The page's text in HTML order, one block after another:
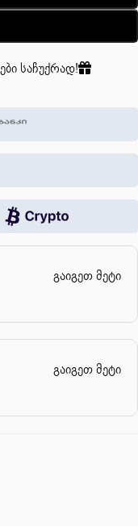
საჩუქრად!
გაიგეთ მეტი
გაიგეთ მეტი